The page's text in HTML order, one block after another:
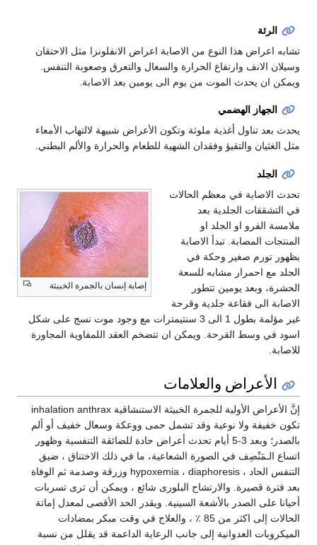
الرئة
تشابه اعراض هذا النوع من الاصابة اعراض الانفلونزا مثل الاحتقان
وسيلان الانف وارتفاع الحرارة والسعال والتعرق وصعوبة التنفس.
ويمكن ان يحدث الموت من يوم الى يومين بعد الاصابة.
الجهاز الهضمي
يحدث بعد تناول أغذية ملوثة وتكون الأعراض شبيهة لالتهاب الأمعاء
مثل الغثيان والتقيؤ وفقدان الشهية للطعام والحرارة والألم البطني.
الجلد
إصابة إنسان بالجمرة الخبيثة
تحدث الاصابة في معظم الحالات
في التشققات الجلدية بعد
ملامسة الفرو او الجلد او
المنتجات المصابة. تبدأ الاصابة
بظهور تورم صغير وحكة في
الجلد مع احمرار مشابه للسعة
الحشرة، وبعد يومين تتطور
الاصابة الى فقاعة جلدية وقرحة
غير مؤلمة بطول 1 الى 3 سنتيمترات مع وجود موت نسج على شكل
اسود في وسط القرحة. ويمكن ان تتضخم العقد اللمفاوية المجاورة
للاصابة.
الأعراض والعلامات
إنَّ الأعراض الأولية للجمرة الخبيثة الاستنشاقية inhalation anthrax
تكون خفيفة ولا نوعية وقد تشمل حمى ووعكة وسعال خفيف أو ألم
بالصدر؛ وبعد 3-5 أيام تحدث أعراض حادة للضائقة التنفسية وظهور
اتساع الـمَنْصِف في الصورة الشعاعية، ما في ذلك الاختناق ، ضيق
التنفس الحاد ، hypoxemia ، diaphoresis وزرقة وصدمة ثم الوفاة
بعد فترة قصيرة. والارتشاح البلورى شائع ، ويمكن أن ترى تسربات
أحيانا على الصدر بالأشعة السينية. ويقدر الحد الأقصى لمعدل إماتة
الحالات إلى اكثر من 85 ٪ ، والعلاج في وقت مبكر بمضادات
الميكروبات العدوانية إلى جانب الرعاية الداعمة قد يقلل من نسبة